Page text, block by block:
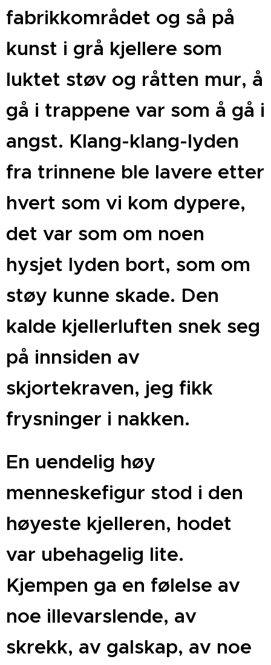
fabrikkområdet og så på
kunst i grå kjellere som
luktet støv og råtten mur, å
gå i trappene var som å gå i
angst. Klang-klang-lyden
fra trinnene ble lavere etter
hvert som vi kom dypere,
det var som om noen
hysjet lyden bort, som om
støy kunne skade. Den
kalde kjellerluften snek seg
på innsiden av
skjortekraven, jeg fikk
frysninger i nakken.
En uendelig høy
menneskefigur stod i den
høyeste kjelleren, hodet
var ubehagelig lite.
Kjempen ga en følelse av
noe illevarslende, av
skrekk, av galskap, av noe